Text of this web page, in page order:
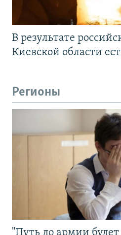
В результате
Киевской области
Регионы